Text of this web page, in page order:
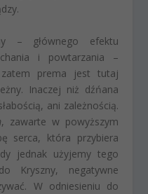
– głównego efektu
i powtarzania –
prema jest tutaj
Inaczej niż dźńana
ani zależnością.
, zawarte w powyższym
serca, która przybiera
jednak użyjemy tego
Kryszny, negatywne
W odniesieniu do